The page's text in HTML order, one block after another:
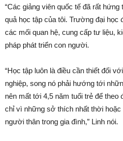
“Các giảng viên quốc tế đã rất
quả học tập của tôi. Trường đại học
các mối quan hệ, cung cấp tư liệu,
pháp phát triển con người.
“Học tập luôn là điều cần thiết đối
nghiệp, song nó phải hướng tới
nên mất tới 4,5 năm tuổi trẻ để theo
chỉ vì những sở thích nhất thời hoặc
người thân trong gia đình,” Linh nói.